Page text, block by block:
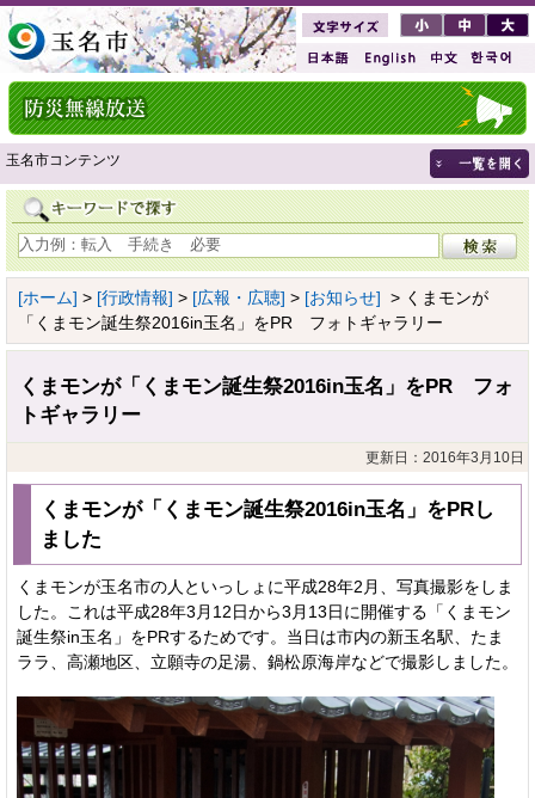
玉名市コンテンツ
[ホーム] > [行政情報] > [広報・広聴] > [お知らせ] > くまモンが
「くまモン誕生祭2016in玉名」をPR フォトギャラリー
くまモンが「くまモン誕生祭2016in玉名」をPR フォ
トギャラリー
更新日：2016年3月10日
くまモンが「くまモン誕生祭2016in玉名」をPRし
ました
くまモンが玉名市の人といっしょに平成28年2月、写真撮影をしま
した。これは平成28年3月12日から3月13日に開催する「くまモン
誕生祭in玉名」をPRするためです。当日は市内の新玉名駅、たま
ララ、高瀬地区、立願寺の足湯、鍋松原海岸などで撮影しました。